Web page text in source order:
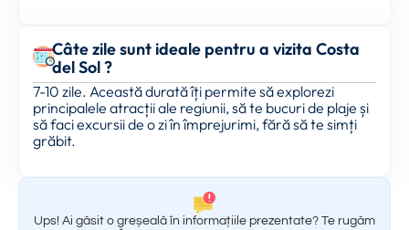
Câte zile sunt ideale pentru a vizita Costa
del Sol ?
7-10 zile. Această durată îți permite să explorezi
principalele atracții ale regiunii, să te bucuri de plaje și
să faci excursii de o zi în împrejurimi, fără să te simți
grăbit.
Ups! Ai găsit o greșeală în informațiile prezentate? Te rugăm